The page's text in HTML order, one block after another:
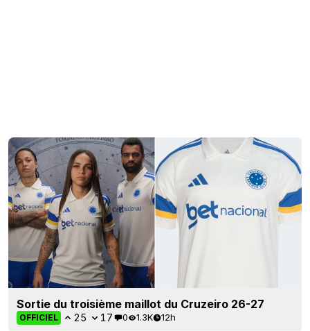
Sortie du troisième maillot du Cruzeiro 26-27
OFFICIEL 25 17 0 1.3K 12h